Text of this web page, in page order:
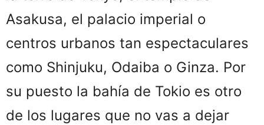
Asakusa, el palacio imperial o
centros urbanos tan espectaculares
como Shinjuku, Odaiba o Ginza. Por
su puesto la bahía de Tokio es otro
de los lugares que no vas a dejar